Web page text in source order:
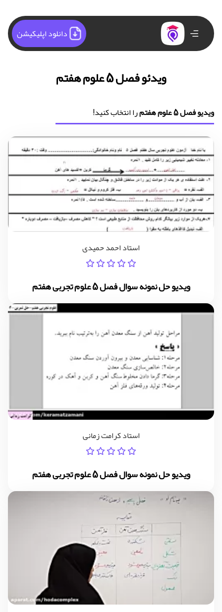
دانلود اپلیکیشن
ویدئو فصل 5 علوم هفتم
ویدیو فصل 5 علوم هفتم را انتخاب کنید!
استاد احمد حمیدی
ویدیو حل نمونه سوال فصل 5 علوم تجربی هفتم
استاد کرامت زمانی
ویدیو حل نمونه سوال فصل 5 علوم تجربی هفتم